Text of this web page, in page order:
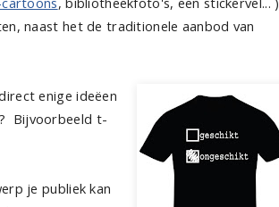
naast het de traditionele aanbod van
enige ideëen
Bijvoorbeeld t-
je publiek kan